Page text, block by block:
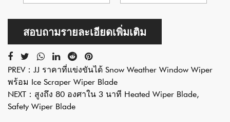
สอบถามรายละเอียดเพิ่มเติม
PREV： JJ ราคาที่แข่งขันได้ Snow Weather Window Wiper
พร้อม Ice Scraper Wiper Blade
NEXT： สูงถึง 80 องศาใน 3 นาที Heated Wiper Blade,
Safety Wiper Blade